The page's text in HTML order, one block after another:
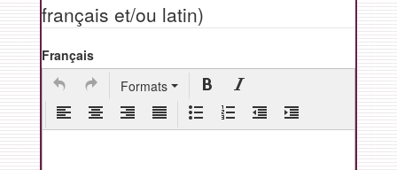
français et/ou latin)
Français
Formats